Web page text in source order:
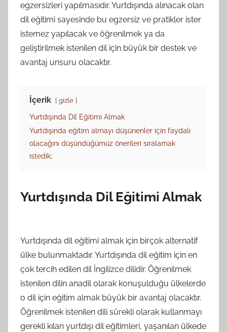
egzersizleri yapılmasıdır. Yurtdışında alınacak olan
dil eğitimi sayesinde bu egzersiz ve pratikler ister
istemez yapılacak ve öğrenilmek ya da
geliştirilmek istenilen dil için büyük bir destek ve
avantaj unsuru olacaktır.
İçerik gizle
Yurtdışında Dil Eğitimi Almak
Yurtdışında eğitim almayı düşünenler için faydalı
olacağını düşündüğümüz önerileri sıralamak
istedik;
Yurtdışında Dil Eğitimi Almak
Yurtdışında dil eğitimi almak için birçok alternatif
ülke bulunmaktadır. Yurtdışında dil eğitim için en
çok tercih edilen dil İngilizce dilidir. Öğrenilmek
istenilen dilin anadil olarak konuşulduğu ülkelerde
o dil için eğitim almak büyük bir avantaj olacaktır.
Öğrenilmek istenilen dili sürekli olarak kullanmayı
gerekli kılan yurtdışı dil eğitimleri, yaşanılan ülkede